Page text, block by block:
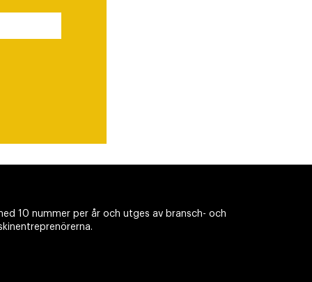
10 nummer per år och utges av bransch- och